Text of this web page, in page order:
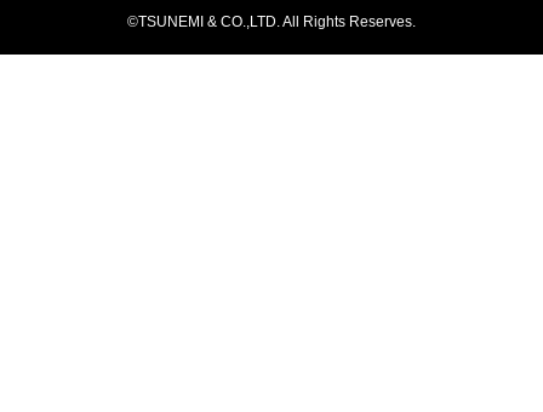
©TSUNEMI & CO.,LTD. All Rights Reserves.